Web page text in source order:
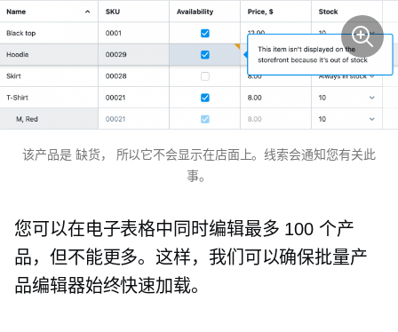
该产品是 缺货，
所以它不会显示在店面上。线索会通知您有关此
事。
您可以在电子表格中同时编辑最多 100 个产
品，但不能更多。这样，我们可以确保批量产
品编辑器始终快速加载。